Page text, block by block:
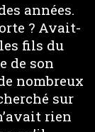
années.
? Avait-
fils du
de son
nombreux
sur
rien